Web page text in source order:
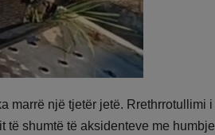
marrë një tjetër jetë. Rrethrrotullimi i
të shumtë të aksidenteve me humbje